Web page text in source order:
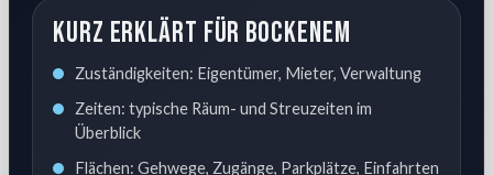
Kurz erklärt für Bockenem
Zuständigkeiten: Eigentümer, Mieter, Verwaltung
Zeiten: typische Räum- und Streuzeiten im
Überblick
Flächen: Gehwege, Zugänge, Parkplätze, Einfahrten